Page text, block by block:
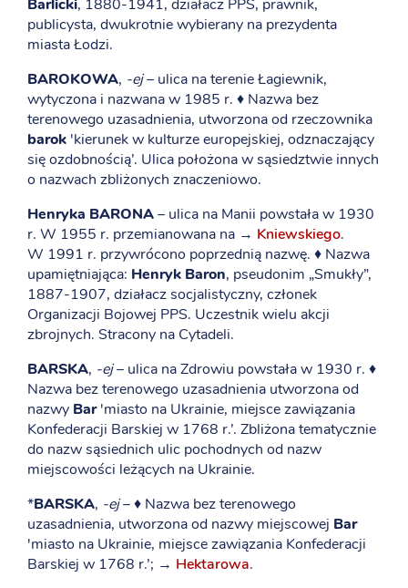
Barlicki, 1880-1941, działacz PPS, prawnik,
publicysta, dwukrotnie wybierany na prezydenta
miasta Łodzi.
BAROKOWA, -ej– ulica na terenie Łagiewnik,
wytyczona i nazwana w 1985 r. ♦ Nazwa bez
terenowego uzasadnienia, utworzona od rzeczownika
barok 'kierunek w kulturze europejskiej, odznaczający
się ozdobnością’. Ulica położona w sąsiedztwie innych
o nazwach zbliżonych znaczeniowo.
Henryka BARONA– ulica na Manii powstała w 1930
r. W 1955 r. przemianowana na → Kniewskiego.
W 1991 r. przywrócono poprzednią nazwę. ♦ Nazwa
upamiętniająca: Henryk Baron, pseudonim „Smukły”,
1887-1907, działacz socjalistyczny, członek
Organizacji Bojowej PPS. Uczestnik wielu akcji
zbrojnych. Stracony na Cytadeli.
BARSKA, -ej– ulica na Zdrowiu powstała w 1930 r. ♦
Nazwa bez terenowego uzasadnienia utworzona od
nazwy Bar'miasto na Ukrainie, miejsce zawiązania
Konfederacji Barskiej w 1768 r.’. Zbliżona tematycznie
do nazw sąsiednich ulic pochodnych od nazw
miejscowości leżących na Ukrainie.
*BARSKA, -ej– ♦ Nazwa bez terenowego
uzasadnienia, utworzona od nazwy miejscowej Bar
'miasto na Ukrainie, miejsce zawiązania Konfederacji
Barskiej w 1768 r.’; → Hektarowa.